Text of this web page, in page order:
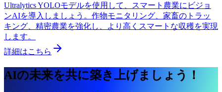
Ultralytics YOLOモデルを使用して、スマート農業にビジョ
ンAIを導入しましょう。作物モニタリング、家畜のトラッ
キング、精密農業を強化し、より高くスマートな収穫を実現
します。
詳細はこちら
AIの未来を共に築き上げましょう！